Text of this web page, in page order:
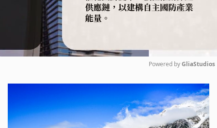
Mute
Powered by GliaStudios